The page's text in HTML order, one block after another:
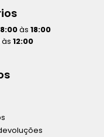
8:00às 18:00
às 12:00